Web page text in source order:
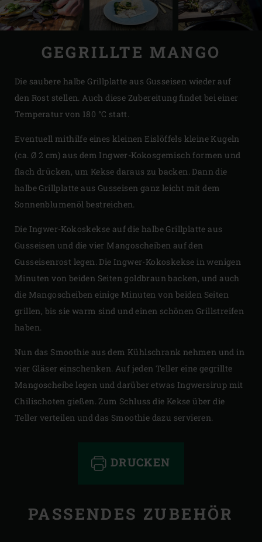
GEGRILLTE MANGO
Die saubere halbe Grillplatte aus Gusseisen wieder auf
den Rost stellen. Auch diese Zubereitung findet bei einer
Temperatur von 180 °C statt.
Eventuell mithilfe eines kleinen Eislöffels kleine Kugeln
(ca. Ø 2 cm) aus dem Ingwer-Kokosgemisch formen und
flach drücken, um Kekse daraus zu backen. Dann die
halbe Grillplatte aus Gusseisen ganz leicht mit dem
Sonnenblumenöl bestreichen.
Die Ingwer-Kokoskekse auf die halbe Grillplatte aus
Gusseisen und die vier Mangoscheiben auf den
Gusseisenrost legen. Die Ingwer-Kokoskekse in wenigen
Minuten von beiden Seiten goldbraun backen, und auch
die Mangoscheiben einige Minuten von beiden Seiten
grillen, bis sie warm sind und einen schönen Grillstreifen
haben.
Nun das Smoothie aus dem Kühlschrank nehmen und in
vier Gläser einschenken. Auf jeden Teller eine gegrillte
Mangoscheibe legen und darüber etwas Ingwersirup mit
Chilischoten gießen. Zum Schluss die Kekse über die
Teller verteilen und das Smoothie dazu servieren.
DRUCKEN
PASSENDES ZUBEHÖR